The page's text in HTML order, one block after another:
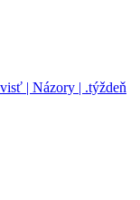
| Názory | .týždeň